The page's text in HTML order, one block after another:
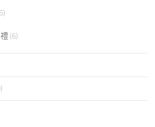
(6)